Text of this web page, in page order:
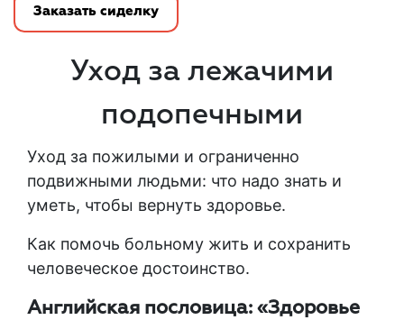
Заказать сиделку
Уход за лежачими
подопечными
Уход за пожилыми и ограниченно
подвижными людьми: что надо знать и
уметь, чтобы вернуть здоровье.
Как помочь больному жить и сохранить
человеческое достоинство.
Английская пословица: «Здоровье